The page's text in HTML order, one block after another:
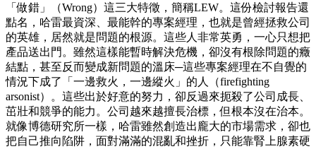
「做錯」（Wrong）這三大特徵，簡稱LEW。這份檢討報告還
點名，哈雷最資深、最能幹的專案經理，也就是曾經拯救公司
的英雄，居然就是問題的根源。這些人非常英勇，一心只想把
產品送出門。雖然這樣能暫時解決危機，卻沒有根除問題的癥
結點，甚至反而變成新問題的溫床─這些專案經理在不自覺的
情況下成了「一邊救火，一邊縱火」的人（firefighting
arsonist）。這些出於好意的努力，卻反過來扼殺了公司成長、
茁壯和競爭的能力。公司越來越擅長治標，但根本沒在治本。
就像博德研究所一樣，哈雷雖然創造出龐大的市場需求，卻也
把自己推向陷阱，面對滿滿的混亂和挫折，只能靠腎上腺素硬